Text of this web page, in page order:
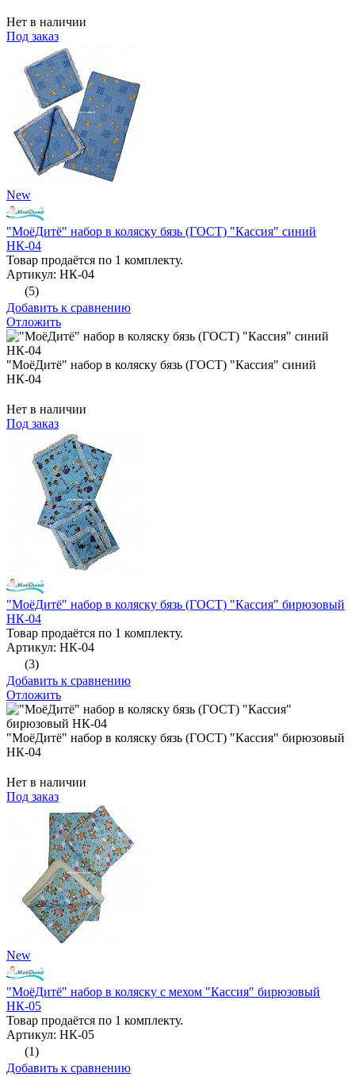
Нет в наличии
Под заказ
New
"МоёДитё" набор в коляску бязь (ГОСТ) "Кассия" синий
НК-04
Товар продаётся по 1 комплекту.
Артикул: НК-04
(5)
Добавить к сравнению
Отложить
"МоёДитё" набор в коляску бязь (ГОСТ) "Кассия" синий
НК-04
Нет в наличии
Под заказ
"МоёДитё" набор в коляску бязь (ГОСТ) "Кассия" бирюзовый
НК-04
Товар продаётся по 1 комплекту.
Артикул: НК-04
(3)
Добавить к сравнению
Отложить
"МоёДитё" набор в коляску бязь (ГОСТ) "Кассия" бирюзовый
НК-04
Нет в наличии
Под заказ
New
"МоёДитё" набор в коляску с мехом "Кассия" бирюзовый
НК-05
Товар продаётся по 1 комплекту.
Артикул: НК-05
(1)
Добавить к сравнению